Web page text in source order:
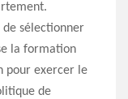
de sélectionner
la formation
pour exercer le
de